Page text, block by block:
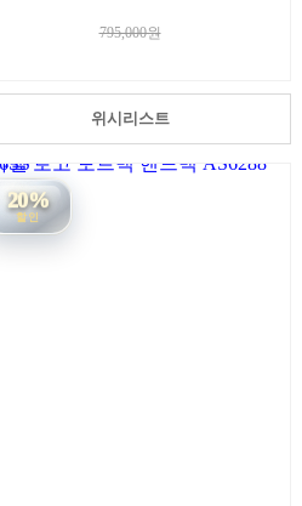
795,000원
위시리스트
20%
할인